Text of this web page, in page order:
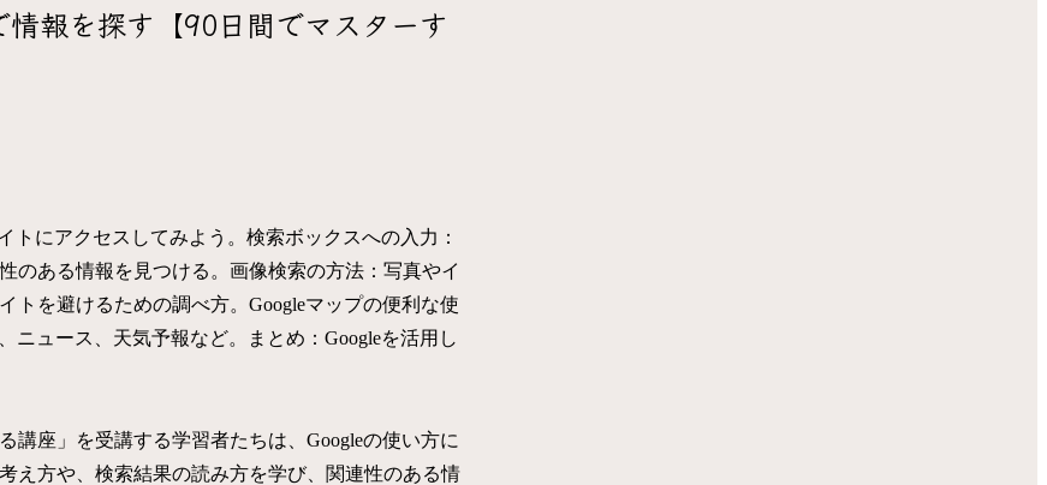
情報を探す【90日間でマスターす
トにアクセスしてみよう。検索ボックスへの入力：
のある情報を見つける。画像検索の方法：写真やイ
トを避けるための調べ方。Googleマップの便利な使
ニュース、天気予報など。まとめ：Googleを活用し
講座」を受講する学習者たちは、Googleの使い方に
え方や、検索結果の読み方を学び、関連性のある情